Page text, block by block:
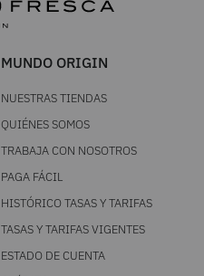
MUNDO ORIGIN
NUESTRAS TIENDAS
QUIÉNES SOMOS
TRABAJA CON NOSOTROS
PAGA FÁCIL
HISTÓRICO TASAS Y TARIFAS
TASAS Y TARIFAS VIGENTES
ESTADO DE CUENTA